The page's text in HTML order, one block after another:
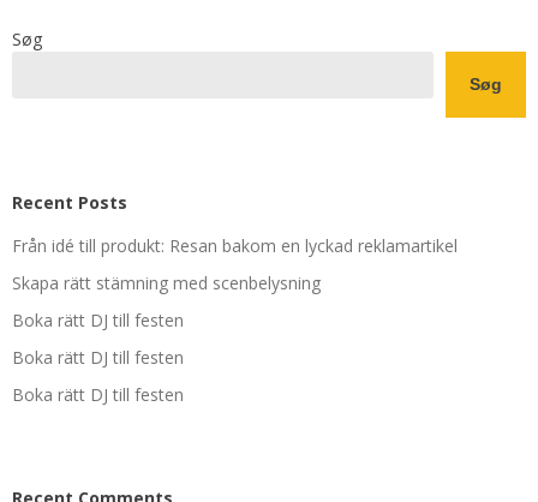
Søg
Søg
Recent Posts
Från idé till produkt: Resan bakom en lyckad reklamartikel
Skapa rätt stämning med scenbelysning
Boka rätt DJ till festen
Boka rätt DJ till festen
Boka rätt DJ till festen